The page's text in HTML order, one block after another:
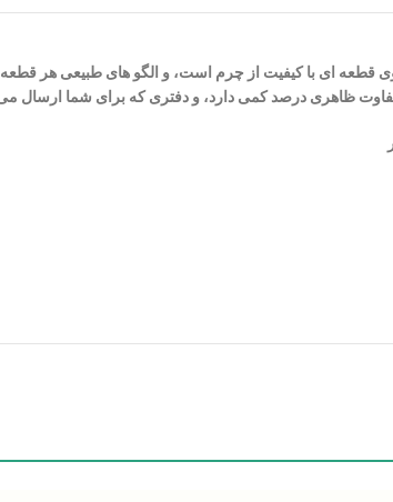
قطعه ای با کیفیت از چرم است، و الگو های طبیعی هر
ظاهری درصد کمی دارد، و دفتری که برای شما ارسال